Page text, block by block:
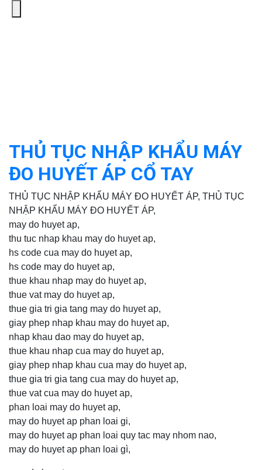
THỦ TỤC NHẬP KHẨU MÁY
ĐO HUYẾT ÁP CỔ TAY
THỦ TỤC NHẬP KHẨU MÁY ĐO HUYẾT ÁP, THỦ TỤC
NHẬP KHẨU MÁY ĐO HUYẾT ÁP,
may do huyet ap,
thu tuc nhap khau may do huyet ap,
hs code cua may do huyet ap,
hs code may do huyet ap,
thue khau nhap may do huyet ap,
thue vat may do huyet ap,
thue gia tri gia tang may do huyet ap,
giay phep nhap khau may do huyet ap,
nhap khau dao may do huyet ap,
thue khau nhap cua may do huyet ap,
giay phep nhap khau cua may do huyet ap,
thue gia tri gia tang cua may do huyet ap,
thue vat cua may do huyet ap,
phan loai may do huyet ap,
may do huyet ap phan loai gi,
may do huyet ap phan loai quy tac may nhom nao,
may do huyet ap phan loai gì,